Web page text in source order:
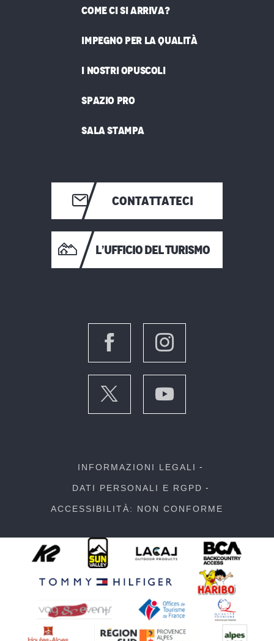
COME CI SI ARRIVA?
IMPEGNO PER LA QUALITÀ
I NOSTRI OPUSCOLI
SPAZIO PRO
SALA STAMPA
CONTATTATECI
L’UFFICIO DEL TURISMO
INFORMAZIONI LEGALI
DATI PERSONALI E RGPD
ACCESSIBILITÀ: NON CONFORME